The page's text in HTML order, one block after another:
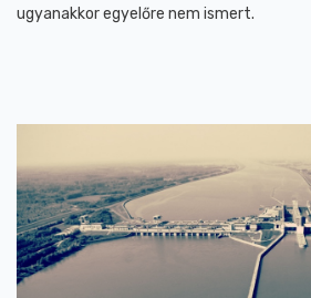
ugyanakkor egyelőre nem ismert.